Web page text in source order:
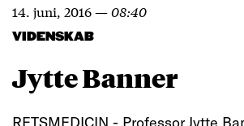
14. juni, 2016—08:40
VIDENSKAB
Jytte Banner
RETSMEDICIN - Professor Jytte